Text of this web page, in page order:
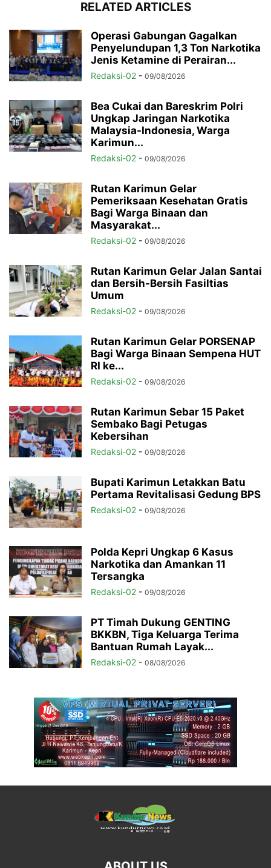
RELATED ARTICLES
Operasi Gabungan Gagalkan
Penyelundupan 1,3 Ton Narkotika
Jenis Ketamine di Perairan...
Redaksi-02 - 09/08/2026
Bea Cukai dan Bareskrim Polri
Ungkap Jaringan Narkotika
Malaysia-Indonesia, Warga
Karimun...
Redaksi-02 - 09/08/2026
Rutan Karimun Gelar
Pemeriksaan Kesehatan Gratis
Bagi Warga Binaan dan
Masyarakat...
Redaksi-02 - 09/08/2026
Rutan Karimun Gelar Jalan Santai
dan Bersih-Bersih Fasiltias
Umum
Redaksi-02 - 09/08/2026
Rutan Karimun Gelar PORSENAP
Bagi Warga Binaan Sempena HUT
RI ke...
Redaksi-02 - 09/08/2026
Rutan Karimun Sebar 15 Paket
Sembako Bagi Petugas
Kebersihan
Redaksi-02 - 09/08/2026
Bupati Karimun Letakkan Batu
Pertama Revitalisasi Gedung BPS
Redaksi-02 - 09/08/2026
Polda Kepri Ungkap 6 Kasus
Narkotika dan Amankan 11
Tersangka
Redaksi-02 - 09/08/2026
PT Timah Dukung GENTING
BKKBN, Tiga Keluarga Terima
Bantuan Rumah Layak...
Redaksi-02 - 08/08/2026